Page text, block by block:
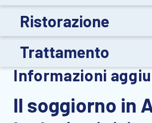
Ristorazione
Trattamento
Informazioni
Il soggiorno in